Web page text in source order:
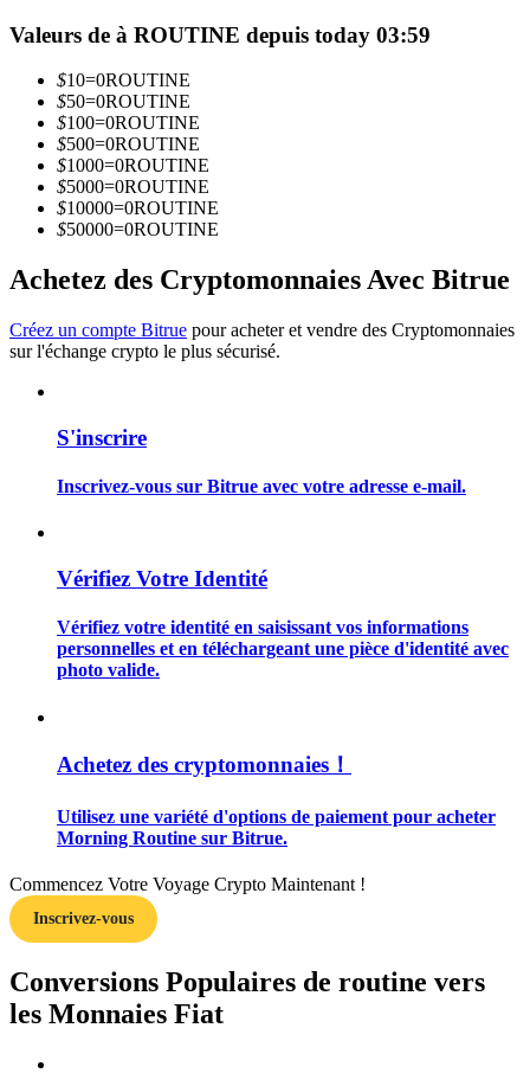
Profitez du partage des bénéfices et des commissions de copy
trading
Information
Guide
Stratégies de trading
Apprenez à rester rentable
Valeurs de à ROUTINE depuis today 03:59
$10=0ROUTINE
$50=0ROUTINE
$100=0ROUTINE
$500=0ROUTINE
$1000=0ROUTINE
$5000=0ROUTINE
$10000=0ROUTINE
$50000=0ROUTINE
Achetez des Cryptomonnaies Avec Bitrue
Créez un compte Bitrue pour acheter et vendre des Cryptomonnaies
sur l'échange crypto le plus sécurisé.
S'inscrire
Inscrivez-vous sur Bitrue avec votre adresse e-mail.
Vérifiez Votre Identité
Vérifiez votre identité en saisissant vos informations
personnelles et en téléchargeant une pièce d'identité avec
photo valide.
Achetez des cryptomonnaies！
Utilisez une variété d'options de paiement pour acheter
Morning Routine sur Bitrue.
Commencez Votre Voyage Crypto Maintenant !
Inscrivez-vous
Conversions Populaires de routine vers
les Monnaies Fiat